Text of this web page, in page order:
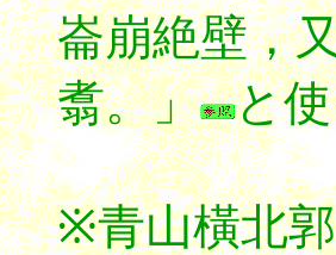
崙崩絶壁，
翥。」
と
※青山橫北